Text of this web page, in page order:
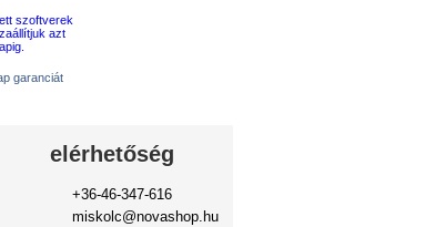
garanciát
elérhetőség
+36-46-347-616
miskolc@novashop.hu